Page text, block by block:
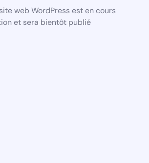
web WordPress est en cours
et sera bientôt publié